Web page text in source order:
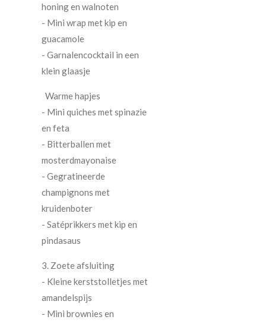
honing en walnoten
- Mini wrap met kip en
guacamole
- Garnalencocktail in een
klein glaasje
Warme hapjes
- Mini quiches met spinazie
en feta
- Bitterballen met
mosterdmayonaise
- Gegratineerde
champignons met
kruidenboter
- Satéprikkers met kip en
pindasaus
3. Zoete afsluiting
- Kleine kerststolletjes met
amandelspijs
- Mini brownies en